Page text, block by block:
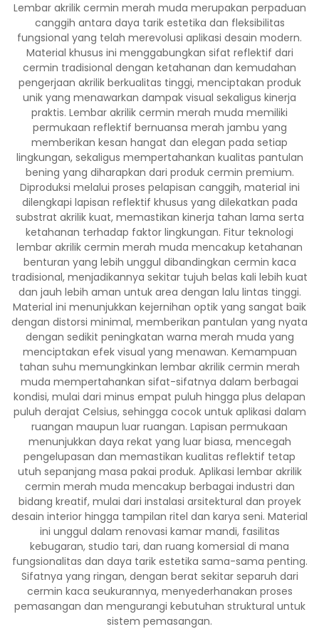
Lembar akrilik cermin merah muda merupakan perpaduan
canggih antara daya tarik estetika dan fleksibilitas
fungsional yang telah merevolusi aplikasi desain modern.
Material khusus ini menggabungkan sifat reflektif dari
cermin tradisional dengan ketahanan dan kemudahan
pengerjaan akrilik berkualitas tinggi, menciptakan produk
unik yang menawarkan dampak visual sekaligus kinerja
praktis. Lembar akrilik cermin merah muda memiliki
permukaan reflektif bernuansa merah jambu yang
memberikan kesan hangat dan elegan pada setiap
lingkungan, sekaligus mempertahankan kualitas pantulan
bening yang diharapkan dari produk cermin premium.
Diproduksi melalui proses pelapisan canggih, material ini
dilengkapi lapisan reflektif khusus yang dilekatkan pada
substrat akrilik kuat, memastikan kinerja tahan lama serta
ketahanan terhadap faktor lingkungan. Fitur teknologi
lembar akrilik cermin merah muda mencakup ketahanan
benturan yang lebih unggul dibandingkan cermin kaca
tradisional, menjadikannya sekitar tujuh belas kali lebih kuat
dan jauh lebih aman untuk area dengan lalu lintas tinggi.
Material ini menunjukkan kejernihan optik yang sangat baik
dengan distorsi minimal, memberikan pantulan yang nyata
dengan sedikit peningkatan warna merah muda yang
menciptakan efek visual yang menawan. Kemampuan
tahan suhu memungkinkan lembar akrilik cermin merah
muda mempertahankan sifat-sifatnya dalam berbagai
kondisi, mulai dari minus empat puluh hingga plus delapan
puluh derajat Celsius, sehingga cocok untuk aplikasi dalam
ruangan maupun luar ruangan. Lapisan permukaan
menunjukkan daya rekat yang luar biasa, mencegah
pengelupasan dan memastikan kualitas reflektif tetap
utuh sepanjang masa pakai produk. Aplikasi lembar akrilik
cermin merah muda mencakup berbagai industri dan
bidang kreatif, mulai dari instalasi arsitektural dan proyek
desain interior hingga tampilan ritel dan karya seni. Material
ini unggul dalam renovasi kamar mandi, fasilitas
kebugaran, studio tari, dan ruang komersial di mana
fungsionalitas dan daya tarik estetika sama-sama penting.
Sifatnya yang ringan, dengan berat sekitar separuh dari
cermin kaca seukurannya, menyederhanakan proses
pemasangan dan mengurangi kebutuhan struktural untuk
sistem pemasangan.